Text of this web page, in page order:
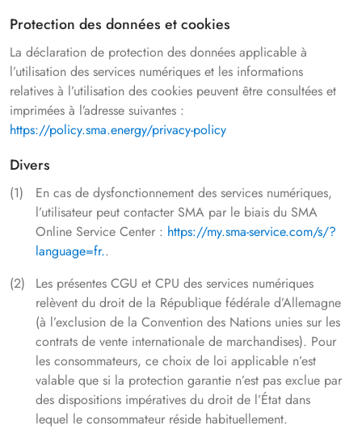
Protection des données et cookies
La déclaration de protection des données applicable à
l’utilisation des services numériques et les informations
relatives à l’utilisation des cookies peuvent être consultées et
imprimées à l’adresse suivantes :
https://policy.sma.energy/privacy-policy
Divers
En cas de dysfonctionnement des services numériques,
l’utilisateur peut contacter SMA par le biais du SMA
Online Service Center : https://my.sma-service.com/s/?
language=fr..
Les présentes CGU et CPU des services numériques
relèvent du droit de la République fédérale d’Allemagne
(à l’exclusion de la Convention des Nations unies sur les
contrats de vente internationale de marchandises). Pour
les consommateurs, ce choix de loi applicable n’est
valable que si la protection garantie n’est pas exclue par
des dispositions impératives du droit de l’État dans
lequel le consommateur réside habituellement.